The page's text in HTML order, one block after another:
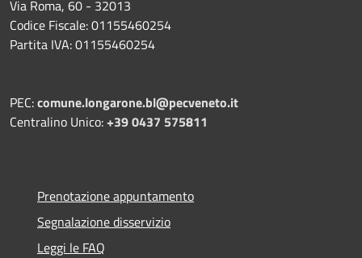
Via Roma, 60 - 32013
Codice Fiscale: 01155460254
Partita IVA: 01155460254
PEC:comune.longarone.bl@pecveneto.it
Centralino Unico:+39 0437 575811
Prenotazione appuntamento
Segnalazione disservizio
Leggi le FAQ